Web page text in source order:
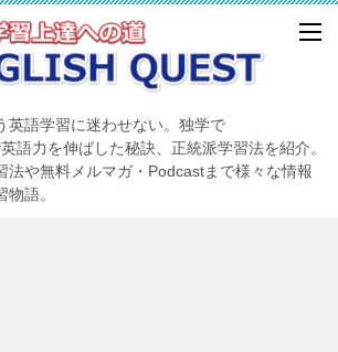
英語学習に迷わせない。独学で
語力を伸ばした秘訣、正統派学習法を紹介。
法や無料メルマガ・Podcastまで様々な情報
語。